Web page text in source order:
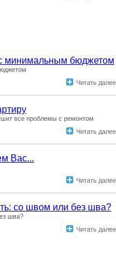
Читать далее
все проблемы с ремонтом
Читать далее
Читать далее
шва?
Читать далее